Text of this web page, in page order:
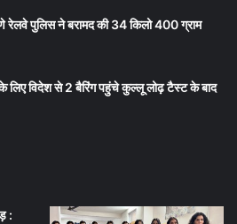
रेलवे पुलिस ने बरामद की 34 किलो 400 ग्राम
लिए विदेश से 2 बैरिंग पहुंचे कुल्लू लोढ़ टैस्ट के बाद
: